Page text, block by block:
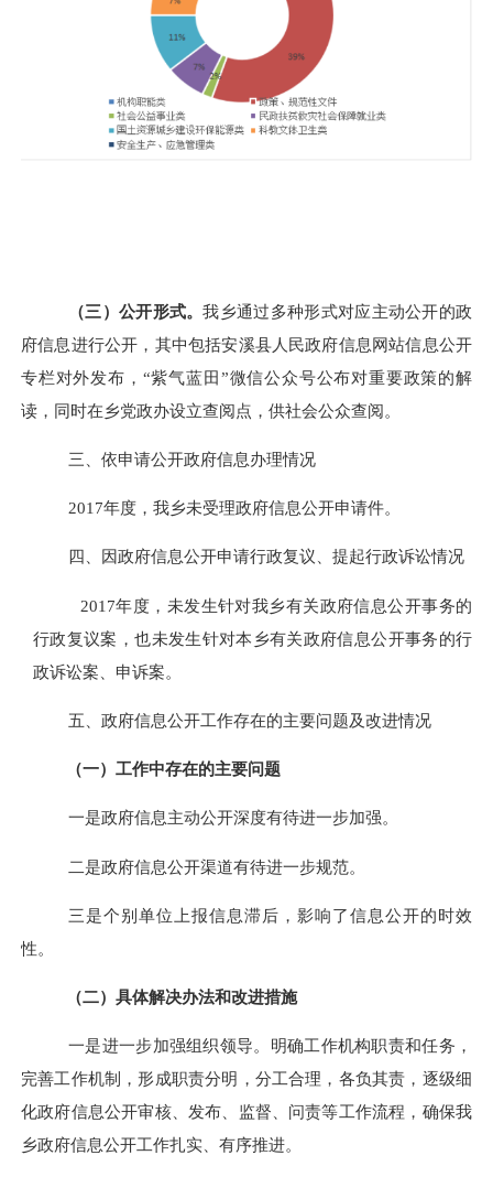
（三）公开形式。我乡通过多种形式对应主动公开的政
府信息进行公开，其中包括安溪县人民政府信息网站信息公开
专栏对外发布， “紫气蓝田”微信公众号公布对重要政策的解
读， 同时在乡党政办设立查阅点 ，供社会公众查阅。
三、依申请公开政府信息办理情况
201 7年度，我乡未受理政府信息公开申请件。
四、 因政府信息公开申请行政复议、提起行政诉讼情况
201 7年度，未发生针对我乡有关政府信息公开事务的
行政复议案，也未发生针对本乡有关政府信息公开事务的行
政诉讼案、申诉案。
五 、政府信息公开工作存在的主要问题及改进情况
（一）工作中存在的主要问题
一是政府信息主动公开深度有待进一步加强。
二是政府信息公开渠道有待进一步规范。
三是个别单位上报信息滞后，影响了信息公开的时效
性。
（二）具体解决办法和改进措施
一是进一步加强组织领导。明确工作机构职责和任务，
完善工作机制，形成职责分明，分工合理，各负其责，逐级细
化政府信息公开审核、发布、监督、问责等工作流程，确保我
乡政府信息公开工作扎实、有序推进。